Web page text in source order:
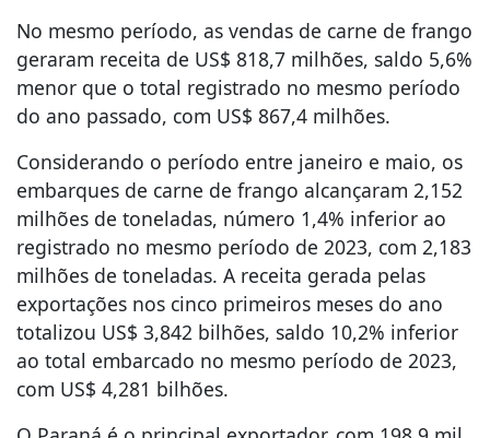
No mesmo período, as vendas de carne de frango
geraram receita de US$ 818,7 milhões, saldo 5,6%
menor que o total registrado no mesmo período
do ano passado, com US$ 867,4 milhões.
Considerando o período entre janeiro e maio, os
embarques de carne de frango alcançaram 2,152
milhões de toneladas, número 1,4% inferior ao
registrado no mesmo período de 2023, com 2,183
milhões de toneladas. A receita gerada pelas
exportações nos cinco primeiros meses do ano
totalizou US$ 3,842 bilhões, saldo 10,2% inferior
ao total embarcado no mesmo período de 2023,
com US$ 4,281 bilhões.